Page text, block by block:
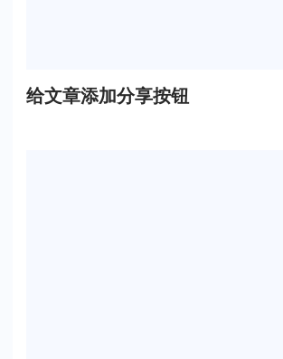
给文章添加分享按钮